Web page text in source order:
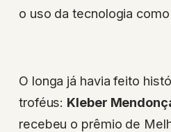
o uso da tecnologia
O longa já havia feito
troféus: Kleber
recebeu o prêmio de